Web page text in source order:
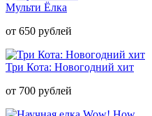
Мульти Ёлка
от 650 рублей
Три Кота: Новогодний хит
от 700 рублей